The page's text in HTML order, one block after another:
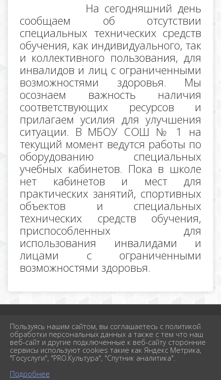
На сегодняшний день
сообщаем об отсутствии
специальных технических средств
обучения, как индивидуального, так
и коллективного пользования, для
инвалидов и лиц с ограниченными
возможностями здоровья. Мы
осознаем важность наличия
соответствующих ресурсов и
прилагаем усилия для улучшения
ситуации. В МБОУ СОШ № 1 на
текущий момент ведутся работы по
оборудованию специальных
учебных кабинетов. Пока в школе
нет кабинетов и мест для
практических занятий, спортивных
объектов и специальных
технических средств обучения,
приспособленных для
использования инвалидами и
лицами с ограниченными
возможностями здоровья.
Вход
Карта сайта
Политика обработки персональных данных
Сделано на KubCMS
Разработка и поддержка
Пользуясь нашим сайтом, вы соглашаетесь с политикой
обработки персональных данных а также с тем что наш
веб-сайт и другие подключенные к веб-сайту сторонние
сервисы используют cookies такие как Яндекс Метрика,
"Госуслуги", "PRO.Культура", "Спутник аналитика".
Подробнее